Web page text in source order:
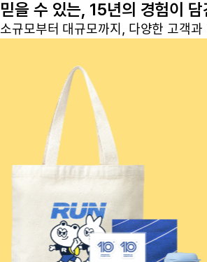
믿을 수 있는, 15년의 경험이
소규모부터 대규모까지, 다양한 고객